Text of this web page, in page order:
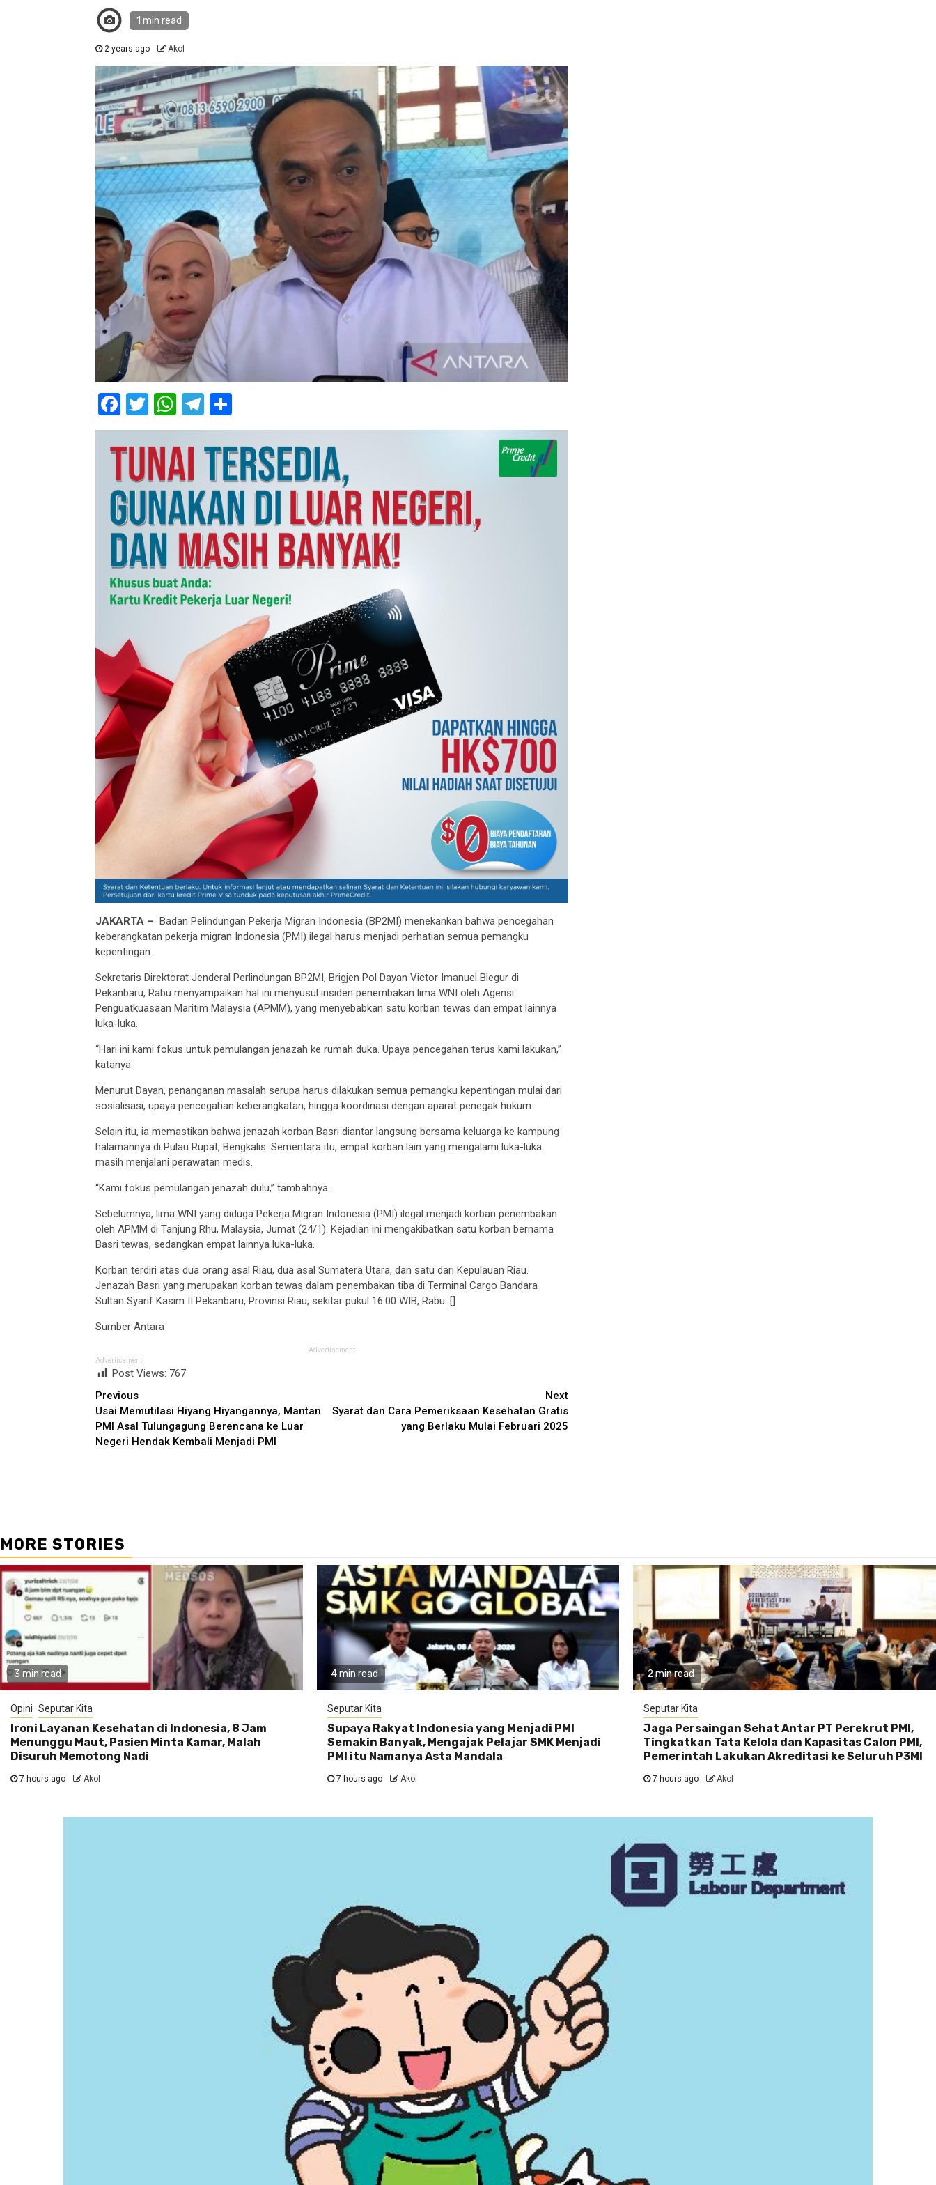
1 min read
2 years ago Akol
Facebook
Twitter
WhatsApp
Telegram
JAKARTA – Badan Pelindungan Pekerja Migran Indonesia (BP2MI) menekankan bahwa pencegahan
keberangkatan pekerja migran Indonesia (PMI) ilegal harus menjadi perhatian semua pemangku
kepentingan.
Sekretaris Direktorat Jenderal Perlindungan BP2MI, Brigjen Pol Dayan Victor Imanuel Blegur di
Pekanbaru, Rabu menyampaikan hal ini menyusul insiden penembakan lima WNI oleh Agensi
Penguatkuasaan Maritim Malaysia (APMM), yang menyebabkan satu korban tewas dan empat lainnya
luka-luka.
“Hari ini kami fokus untuk pemulangan jenazah ke rumah duka. Upaya pencegahan terus kami lakukan,”
katanya.
Menurut Dayan, penanganan masalah serupa harus dilakukan semua pemangku kepentingan mulai dari
sosialisasi, upaya pencegahan keberangkatan, hingga koordinasi dengan aparat penegak hukum.
Selain itu, ia memastikan bahwa jenazah korban Basri diantar langsung bersama keluarga ke kampung
halamannya di Pulau Rupat, Bengkalis. Sementara itu, empat korban lain yang mengalami luka-luka
masih menjalani perawatan medis.
“Kami fokus pemulangan jenazah dulu,” tambahnya.
Sebelumnya, lima WNI yang diduga Pekerja Migran Indonesia (PMI) ilegal menjadi korban penembakan
oleh APMM di Tanjung Rhu, Malaysia, Jumat (24/1). Kejadian ini mengakibatkan satu korban bernama
Basri tewas, sedangkan empat lainnya luka-luka.
Korban terdiri atas dua orang asal Riau, dua asal Sumatera Utara, dan satu dari Kepulauan Riau.
Jenazah Basri yang merupakan korban tewas dalam penembakan tiba di Terminal Cargo Bandara
Sultan Syarif Kasim II Pekanbaru, Provinsi Riau, sekitar pukul 16.00 WIB, Rabu. []
Sumber Antara
Advertisement
Advertisement
Post Views: 767
Continue
Reading
Previous
Usai Memutilasi Hiyang Hiyangannya, Mantan
PMI Asal Tulungagung Berencana ke Luar
Negeri Hendak Kembali Menjadi PMI
Next
Syarat dan Cara Pemeriksaan Kesehatan Gratis
yang Berlaku Mulai Februari 2025
MORE STORIES
3 min read
Opini Seputar Kita
Ironi Layanan Kesehatan di Indonesia, 8 Jam
Menunggu Maut, Pasien Minta Kamar, Malah
Disuruh Memotong Nadi
7 hours ago Akol
4 min read
Seputar Kita
Supaya Rakyat Indonesia yang Menjadi PMI
Semakin Banyak, Mengajak Pelajar SMK Menjadi
PMI itu Namanya Asta Mandala
7 hours ago Akol
2 min read
Seputar Kita
Jaga Persaingan Sehat Antar PT Perekrut PMI,
Tingkatkan Tata Kelola dan Kapasitas Calon PMI,
Pemerintah Lakukan Akreditasi ke Seluruh P3MI
7 hours ago Akol